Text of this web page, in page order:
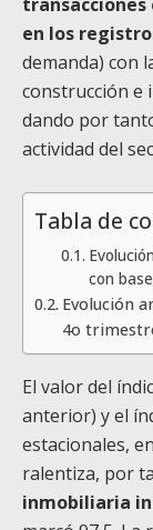
en los
demanda) con
construcción e
dando por
actividad del
Tabla de
con
Evolución
4o
El valor del
anterior) y el
estacionales,
ralentiza, por
inmobiliaria